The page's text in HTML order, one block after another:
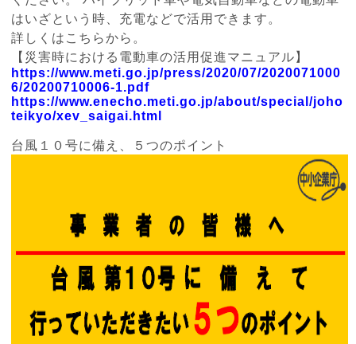
はいざという時、充電などで活用できます。
詳しくはこちらから。
【災害時における電動車の活用促進マニュアル】
https://www.meti.go.jp/press/2020/07/2020071000
6/20200710006-1.pdf
https://www.enecho.meti.go.jp/about/special/joho
teikyo/xev_saigai.html
台風１０号に備え、５つのポイント